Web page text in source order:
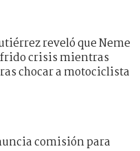
reveló que Neme
crisis mientras
chocar a motociclista
comisión para